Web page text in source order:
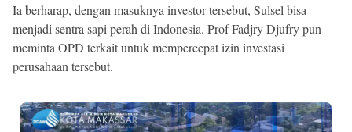
Ia berharap, dengan masuknya investor tersebut, Sulsel bisa
menjadi sentra sapi perah di Indonesia. Prof Fadjry Djufry pun
meminta OPD terkait untuk mempercepat izin investasi
perusahaan tersebut.